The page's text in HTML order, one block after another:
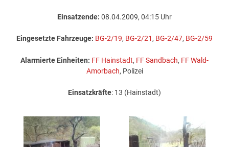
Einsatzende: 08.04.2009, 04:15 Uhr
Eingesetzte Fahrzeuge: BG-2/19, BG-2/21, BG-2/47, BG-2/59
Alarmierte Einheiten: FF Hainstadt, FF Sandbach, FF Wald-
Amorbach, Polizei
Einsatzkräfte: 13 (Hainstadt)